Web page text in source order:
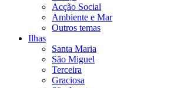
Acção Social
Ambiente e Mar
Outros temas
Ilhas
Santa Maria
São Miguel
Terceira
Graciosa